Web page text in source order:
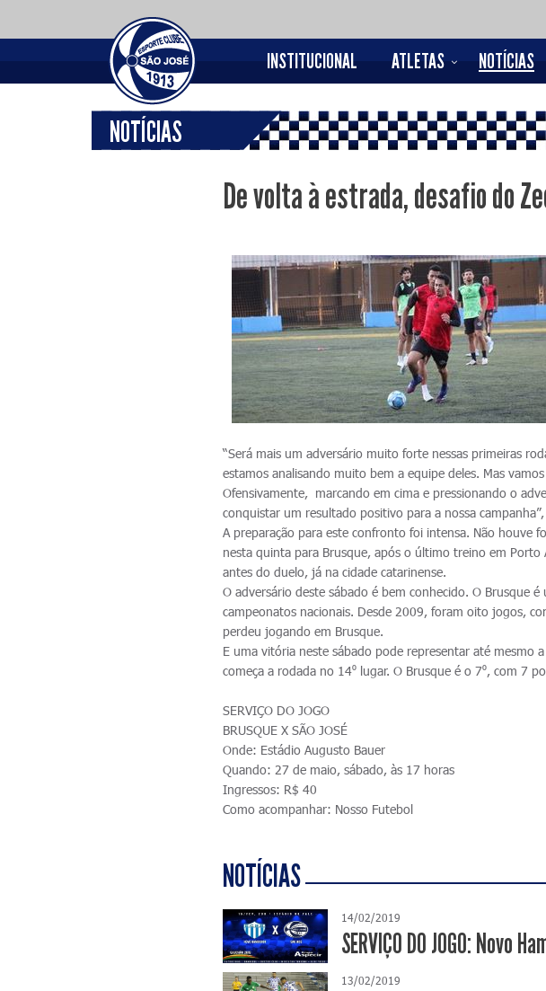
INSTITUCIONAL ATLETAS NOTÍCIAS
NOTÍCIAS
De volta à estrada, desafio do
“Será mais um adversário muito forte nessas primeiras
estamos analisando muito bem a equipe deles. Mas
Ofensivamente, marcando em cima e pressionando o
conquistar um resultado positivo para a nossa
A preparação para este confronto foi intensa. Não houve
nesta quinta para Brusque, após o último treino em
antes do duelo, já na cidade catarinense.
O adversário deste sábado é bem conhecido. O Brusque
campeonatos nacionais. Desde 2009, foram oito jogos,
perdeu jogando em Brusque.
E uma vitória neste sábado pode representar até mesmo
começa a rodada no 14⁰ lugar. O Brusque é o 7⁰, com 7
SERVIÇO DO JOGO
BRUSQUE X SÃO JOSÉ
Onde: Estádio Augusto Bauer
Quando: 27 de maio, sábado, às 17 horas
Ingressos: R$ 40
Como acompanhar: Nosso Futebol
NOTÍCIAS
14/02/2019
SERVIÇO DO JOGO: Novo
13/02/2019